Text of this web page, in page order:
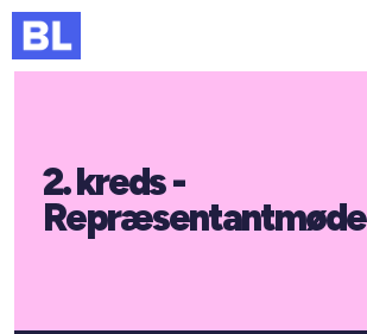
Find medarbejder
Kurser og arrangementer
Jobportalen
2. kreds -
Repræsentantmøde